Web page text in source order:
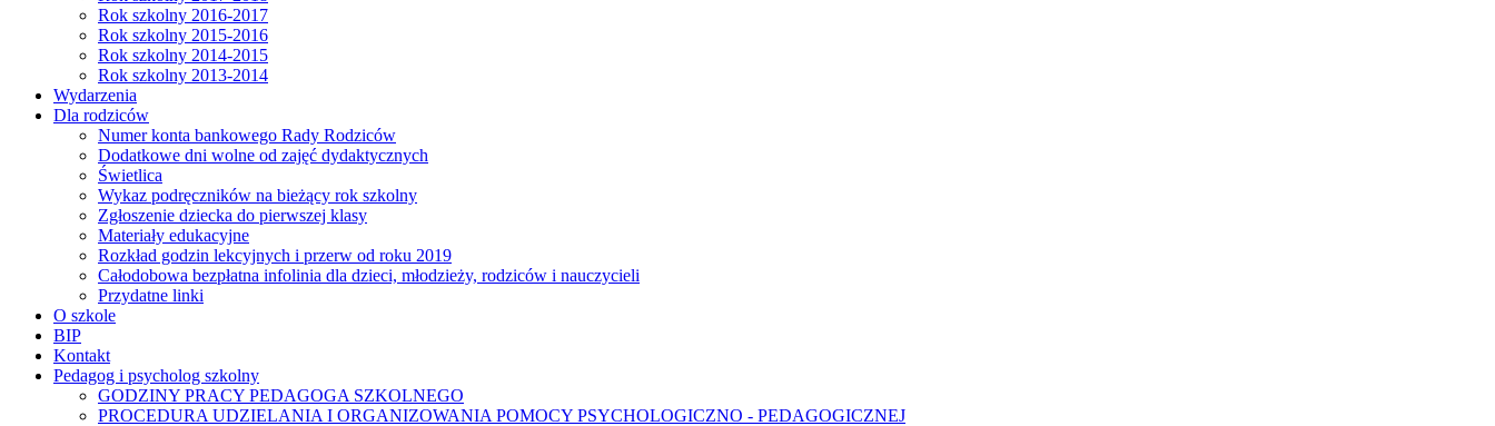
Rok szkolny 2016-2017
Rok szkolny 2015-2016
Rok szkolny 2014-2015
Rok szkolny 2013-2014
Wydarzenia
Dla rodziców
Numer konta bankowego Rady Rodziców
Dodatkowe dni wolne od zajęć dydaktycznych
Świetlica
Wykaz podręczników na bieżący rok szkolny
Zgłoszenie dziecka do pierwszej klasy
Materiały edukacyjne
Rozkład godzin lekcyjnych i przerw od roku 2019
Całodobowa bezpłatna infolinia dla dzieci, młodzieży, rodziców i nauczycieli
Przydatne linki
O szkole
BIP
Kontakt
Pedagog i psycholog szkolny
GODZINY PRACY PEDAGOGA SZKOLNEGO
PROCEDURA UDZIELANIA I ORGANIZOWANIA POMOCY PSYCHOLOGICZNO - PEDAGOGICZNEJ